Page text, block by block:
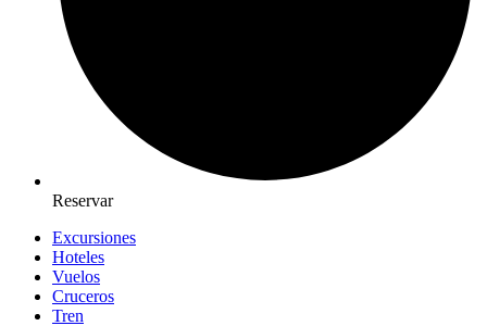
Reservar
Excursiones
Hoteles
Vuelos
Cruceros
Tren